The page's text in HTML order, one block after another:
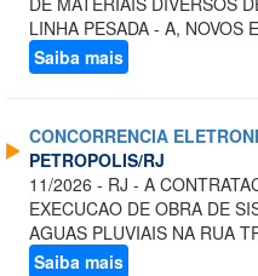
LINHA PESADA - A, NOVOS
Saiba mais
CONCORRENCIA
PETROPOLIS/RJ
11/2026 - RJ - A
EXECUCAO DE OBRA DE
AGUAS PLUVIAIS NA RUA
Saiba mais